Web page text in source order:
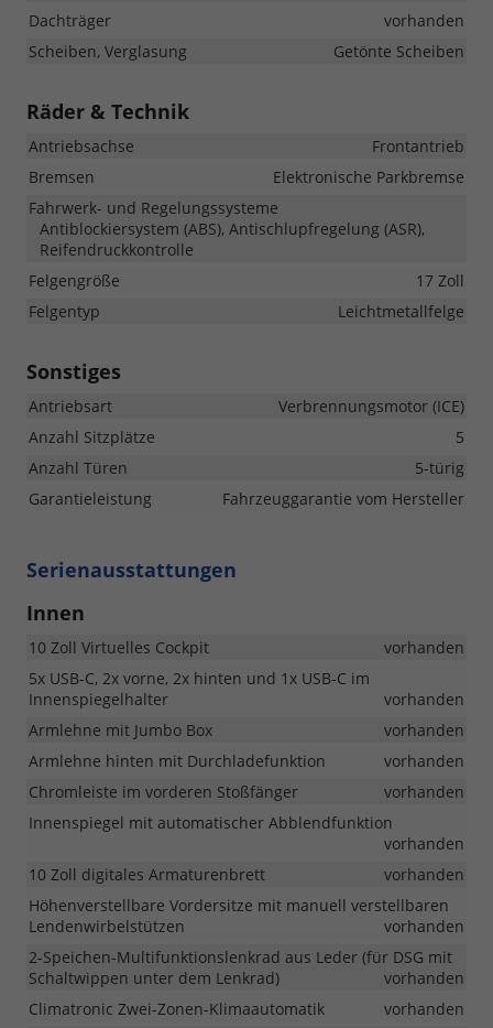
Dachträger
vorhanden
Scheiben, Verglasung
Getönte Scheiben
Räder & Technik
Antriebsachse
Frontantrieb
Bremsen
Elektronische Parkbremse
Fahrwerk- und Regelungssysteme
Antiblockiersystem (ABS), Antischlupfregelung (ASR),
Reifendruckkontrolle
Felgengröße
17 Zoll
Felgentyp
Leichtmetallfelge
Sonstiges
Antriebsart
Verbrennungsmotor (ICE)
Anzahl Sitzplätze
5
Anzahl Türen
5-türig
Garantieleistung
Fahrzeuggarantie vom Hersteller
Serienausstattungen
Innen
10 Zoll Virtuelles Cockpit
vorhanden
5x USB-C, 2x vorne, 2x hinten und 1x USB-C im
Innenspiegelhalter
vorhanden
Armlehne mit Jumbo Box
vorhanden
Armlehne hinten mit Durchladefunktion
vorhanden
Chromleiste im vorderen Stoßfänger
vorhanden
Innenspiegel mit automatischer Abblendfunktion
vorhanden
10 Zoll digitales Armaturenbrett
vorhanden
Höhenverstellbare Vordersitze mit manuell verstellbaren
Lendenwirbelstützen
vorhanden
2-Speichen-Multifunktionslenkrad aus Leder (für DSG mit
Schaltwippen unter dem Lenkrad)
vorhanden
Climatronic Zwei-Zonen-Klimaautomatik
vorhanden